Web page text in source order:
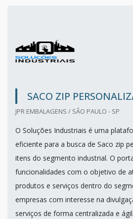
SACO ZIP
JPR EMBALAGENS / SÃO PAULO - SP
O Soluções Industriais é uma
eficiente para a busca de Saco zip
itens do segmento industrial. O
funcionalidades com o objetivo de
produtos e serviços dentro do
empresas com interesse na
serviços de forma centralizada e ágil.